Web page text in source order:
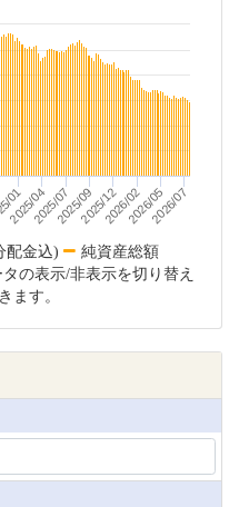
2025/07
01
2025/042025/092025/122026/022026/052026/07
配金込)
純資産総額
の表示/非表示を切り替え
ます。